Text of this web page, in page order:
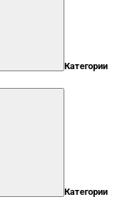
Категории
Категории